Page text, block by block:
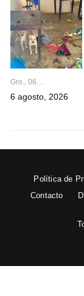
Gro., 06…
6 agosto, 2026
Política de
Contacto